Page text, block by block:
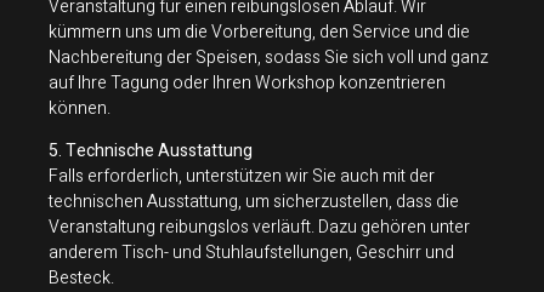
Veranstaltung für einen reibungslosen Ablauf. Wir
kümmern uns um die Vorbereitung, den Service und die
Nachbereitung der Speisen, sodass Sie sich voll und ganz
auf Ihre Tagung oder Ihren Workshop konzentrieren
können.
5. Technische Ausstattung
Falls erforderlich, unterstützen wir Sie auch mit der
technischen Ausstattung, um sicherzustellen, dass die
Veranstaltung reibungslos verläuft. Dazu gehören unter
anderem Tisch- und Stuhlaufstellungen, Geschirr und
Besteck.